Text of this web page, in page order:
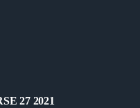
2021 IRON HORSE 27 הילוכים